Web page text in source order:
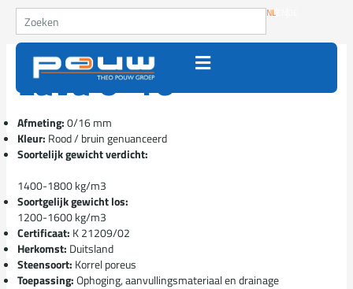
Ga naar de inhoud
Zoeken NL
Lava 0-16
Afmeting:0/16 mm
Kleur: Rood / bruin genuanceerd
Soortelijk gewicht verdicht:
1400-1800 kg/m3
Soortgelijk gewicht los:
1200-1600 kg/m3
Certificaat: K 21209/02
Herkomst: Duitsland
Steensoort: Korrel poreus
Toepassing:Ophoging, aanvullingsmateriaal en drainage